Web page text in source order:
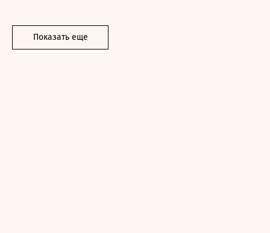
Показать еще